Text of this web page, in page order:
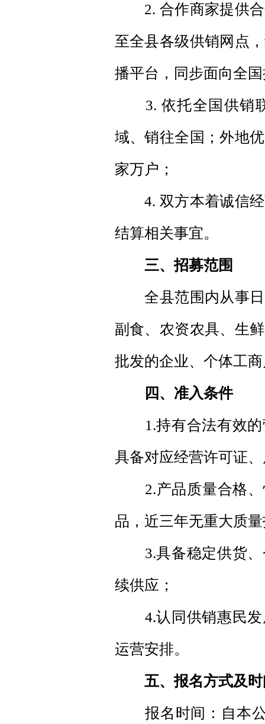
2. 合作商家提供合
至全县各级供销网点
播平台，同步面向全
3. 依托全国供销联
域、销往全国；外地
家万户；
4. 双方本着诚信经
结算相关事宜。
三、招募范围
全县范围内从事日
副食、农资农具、生
批发的企业、个体工
四、准入条件
1.持有合法有效的
具备对应经营许可证
2.产品质量合格、
品，近三年无重大质
3.具备稳定供货、
续供应；
4.认同供销惠民发
运营安排。
五、报名方式及
报名时间：自本公